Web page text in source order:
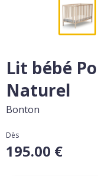
Lit bébé
Naturel
Bonton
Dès
195.00 €